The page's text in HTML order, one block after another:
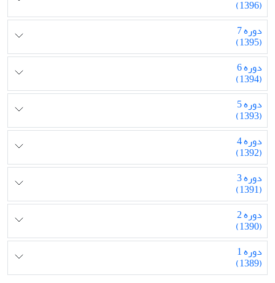
(1396)
دوره 7
(1395)
دوره 6
(1394)
دوره 5
(1393)
دوره 4
(1392)
دوره 3
(1391)
دوره 2
(1390)
دوره 1
(1389)